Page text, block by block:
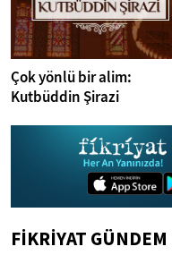
Çok yönlü bir alim:
Kutbüddin Şirazi
FİKRİYAT GÜNDEM